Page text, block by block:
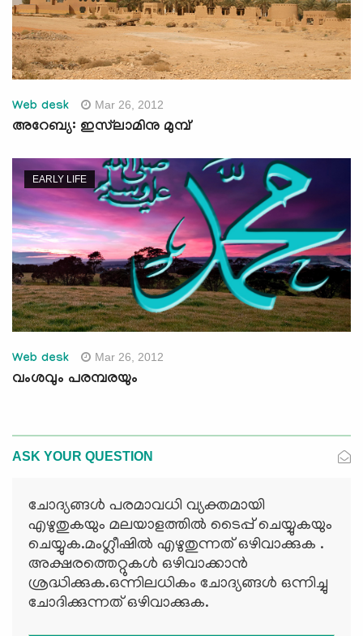
Web desk Mar 26, 2012
അറേബ്യ: ഇസ്‌ലാമിനു മുമ്പ്
EARLY LIFE
Web desk Mar 26, 2012
വംശവും പരമ്പരയും
ASK YOUR QUESTION
ചോദ്യങ്ങള്‍ പരമാവധി വ്യക്തമായി
എഴുതുകയും മലയാളത്തില്‍ ടൈപ്പ് ചെയ്യുകയും
ചെയ്യുക.മംഗ്ലീഷില്‍ എഴുതുന്നത് ഒഴിവാക്കുക .
അക്ഷരത്തെറ്റുകള്‍ ഒഴിവാക്കാന്‍
ശ്രദ്ധിക്കുക.ഒന്നിലധികം ചോദ്യങ്ങള്‍ ഒന്നിച്ചു
ചോദിക്കുന്നത് ഒഴിവാക്കുക.